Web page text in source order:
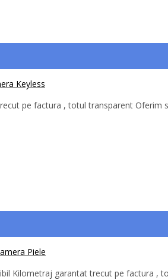
Keyless
pe factura , totul transparent
Piele
Kilometraj garantat trecut pe factura